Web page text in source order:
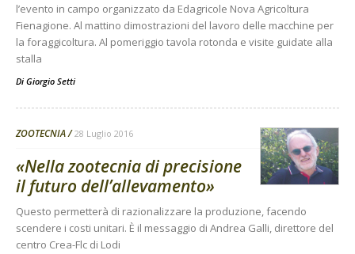
l’evento in campo organizzato da Edagricole Nova Agricoltura
Fienagione. Al mattino dimostrazioni del lavoro delle macchine per
la foraggicoltura. Al pomeriggio tavola rotonda e visite guidate alla
stalla
Di Giorgio Setti
ZOOTECNIA 28 Luglio 2016
«Nella zootecnia di precisione
il futuro dell’allevamento»
Questo permetterà di razionalizzare la produzione, facendo
scendere i costi unitari. È il messaggio di Andrea Galli, direttore del
centro Crea-Flc di Lodi